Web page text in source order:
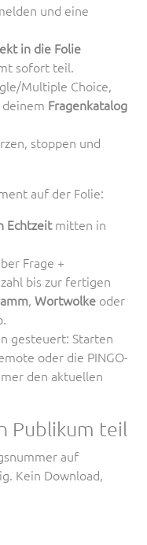
und eine
in die Folie
sofort teil.
Multiple Choice,
Fragenkatalog
stoppen und
auf der Folie:
Echtzeitmitten in
Frage +
bis zur fertigen
, Wortwolke oder
gesteuert: Starten
oder die PINGO-
den aktuellen
Publikum teil
auf
Kein Download,